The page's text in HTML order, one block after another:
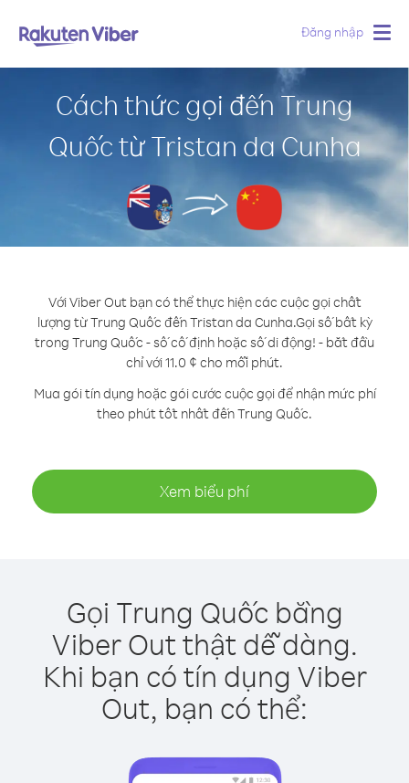
Đăng nhập
Cách thức gọi đến Trung
Quốc từ Tristan da Cunha
Với Viber Out bạn có thể thực hiện các cuộc gọi chất
lượng từ Trung Quốc đến Tristan da Cunha.Gọi số bất kỳ
trong Trung Quốc - số cố định hoặc số di động! - bắt đầu
chỉ với 11.0 ¢ cho mỗi phút.
Mua gói tín dụng hoặc gói cước cuộc gọi để nhận mức phí
theo phút tốt nhất đến Trung Quốc.
Xem biểu phí
Gọi Trung Quốc bằng
Viber Out thật dễ dàng.
Khi bạn có tín dụng Viber
Out, bạn có thể: